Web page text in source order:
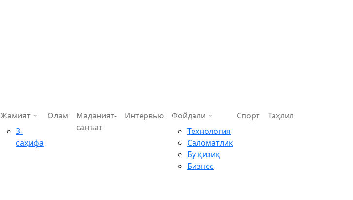
Жамият
3-
саҳифа
Олам
Маданият-
санъат
Интервью
Фойдали
Технология
Саломатлик
Бу қизиқ
Бизнес
Спорт Таҳлил